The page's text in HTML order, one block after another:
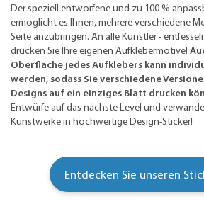
Der speziell entworfene und zu 100 %
ermöglicht es Ihnen, mehrere verschiedene
Seite anzubringen. An alle Künstler -
drucken Sie Ihre eigenen Aufklebermotive!
Oberfläche jedes Aufklebers kann
werden, sodass Sie verschiedene
Designs auf ein einziges Blatt drucken
Entwürfe auf das nächste Level und
Kunstwerke in hochwertige Design-Sticker!
Entdecken Sie unseren